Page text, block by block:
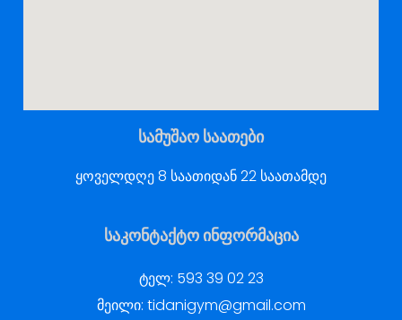
სამუშაო საათები
ყოველდღე 8 საათიდან 22 საათამდე
საკონტაქტო ინფორმაცია
ტელ: 593 39 02 23
მეილი: tidanigym@gmail.com